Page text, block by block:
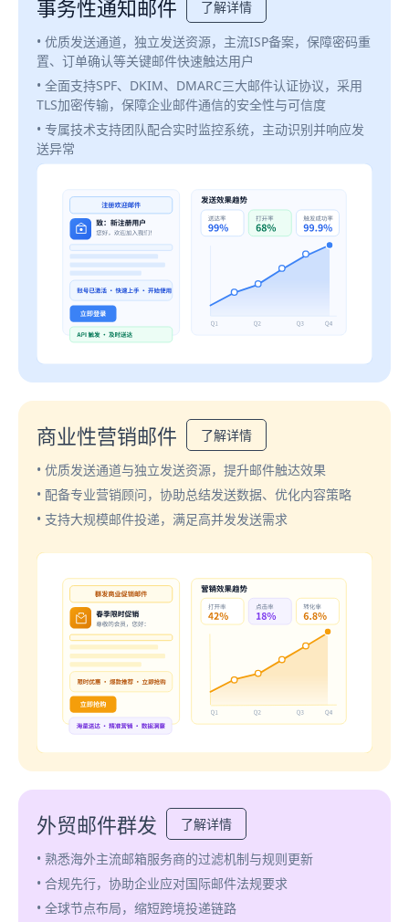
事务性通知邮件
了解详情
• 优质发送通道，独立发送资源，主流ISP备案，保障密码重
置、订单确认等关键邮件快速触达用户
• 全面支持SPF、DKIM、DMARC三大邮件认证协议，采用
TLS加密传输，保障企业邮件通信的安全性与可信度
• 专属技术支持团队配合实时监控系统，主动识别并响应发
送异常
商业性营销邮件
了解详情
• 优质发送通道与独立发送资源，提升邮件触达效果
• 配备专业营销顾问，协助总结发送数据、优化内容策略
• 支持大规模邮件投递，满足高并发发送需求
外贸邮件群发
了解详情
• 熟悉海外主流邮箱服务商的过滤机制与规则更新
• 合规先行，协助企业应对国际邮件法规要求
• 全球节点布局，缩短跨境投递链路